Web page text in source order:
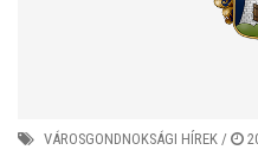
VÁROSGONDNOKSÁGI HÍREK /